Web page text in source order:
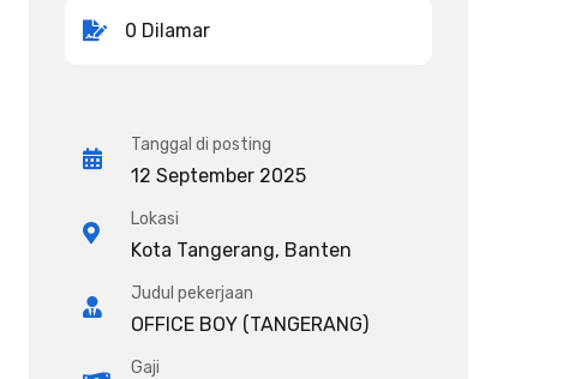
0 Dilamar
Tanggal di posting
12 September 2025
Lokasi
Kota Tangerang, Banten
Judul pekerjaan
OFFICE BOY (TANGERANG)
Gaji